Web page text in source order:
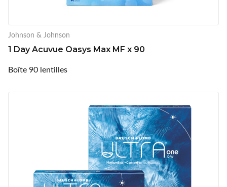
Johnson & Johnson
1 Day Acuvue Oasys Max MF x 90
Boîte 90 lentilles